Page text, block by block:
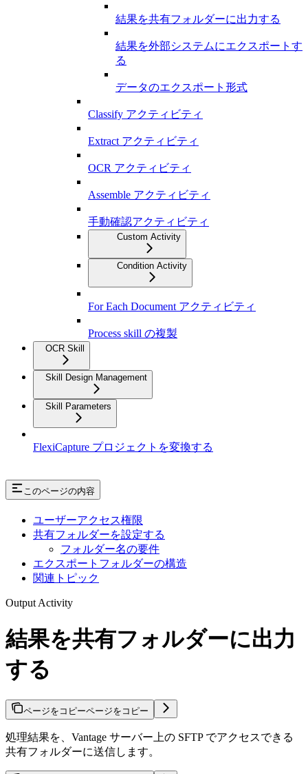
結果を共有フォルダーに出力する
結果を外部システムにエクスポートす
る
データのエクスポート形式
Classify アクティビティ
Extract アクティビティ
OCR アクティビティ
Assemble アクティビティ
手動確認アクティビティ
Custom Activity
Condition Activity
For Each Document アクティビティ
Process skill の複製
OCR Skill
Skill Design Management
Skill Parameters
FlexiCapture プロジェクトを変換する
このページの内容
ユーザーアクセス権限
共有フォルダーを設定する
フォルダー名の要件
エクスポートフォルダーの構造
関連トピック
Output Activity
結果を共有フォルダーに出力
する
ページをコピーページをコピー
処理結果を、Vantage サーバー上の SFTP でアクセスできる
共有フォルダーに送信します。